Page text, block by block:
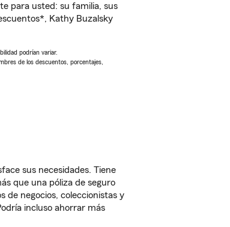
para usted: su familia, sus
Kathy Buzalsky
podrían variar.
de los descuentos, porcentajes,
sus necesidades. Tiene
que una póliza de seguro
de negocios, coleccionistas y
incluso ahorrar más